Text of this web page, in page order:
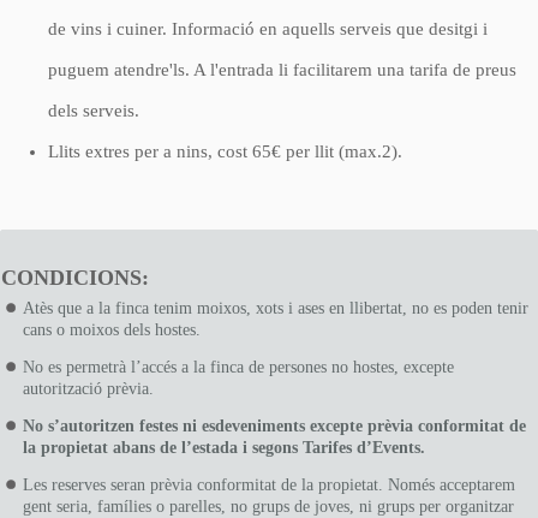
de vins i cuiner. Informació en aquells serveis que desitgi i
puguem atendre'ls. A l'entrada li facilitarem una tarifa de preus
dels serveis.
Llits extres per a nins, cost 65€ per llit (max.2).
CONDICIONS:
Atès que a la finca tenim moixos, xots i ases en llibertat, no es poden tenir
cans o moixos dels hostes.
No es permetrà l’accés a la finca de persones no hostes, excepte
autorització prèvia.
No s’autoritzen festes ni esdeveniments excepte prèvia conformitat de
la propietat abans de l’estada i segons Tarifes d’Events.
Les reserves seran prèvia conformitat de la propietat. Només acceptarem
gent seria, famílies o parelles, no grups de joves, ni grups per organitzar